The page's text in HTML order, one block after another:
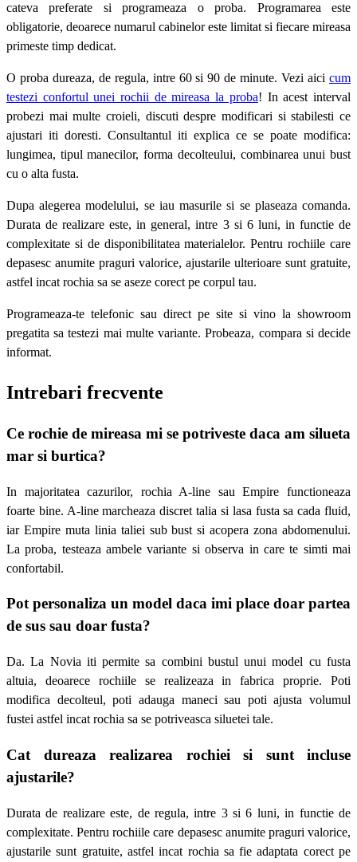
cateva preferate si programeaza o proba. Programarea este
obligatorie, deoarece numarul cabinelor este limitat si fiecare mireasa
primeste timp dedicat.
O proba dureaza, de regula, intre 60 si 90 de minute. Vezi aici cum
testezi confortul unei rochii de mireasa la proba! In acest interval
probezi mai multe croieli, discuti despre modificari si stabilesti ce
ajustari iti doresti. Consultantul iti explica ce se poate modifica:
lungimea, tipul manecilor, forma decolteului, combinarea unui bust
cu o alta fusta.
Dupa alegerea modelului, se iau masurile si se plaseaza comanda.
Durata de realizare este, in general, intre 3 si 6 luni, in functie de
complexitate si de disponibilitatea materialelor. Pentru rochiile care
depasesc anumite praguri valorice, ajustarile ulterioare sunt gratuite,
astfel incat rochia sa se aseze corect pe corpul tau.
Programeaza-te telefonic sau direct pe site si vino la showroom
pregatita sa testezi mai multe variante. Probeaza, compara si decide
informat.
Intrebari frecvente
Ce rochie de mireasa mi se potriveste daca am silueta
mar si burtica?
In majoritatea cazurilor, rochia A-line sau Empire functioneaza
foarte bine. A-line marcheaza discret talia si lasa fusta sa cada fluid,
iar Empire muta linia taliei sub bust si acopera zona abdomenului.
La proba, testeaza ambele variante si observa in care te simti mai
confortabil.
Pot personaliza un model daca imi place doar partea
de sus sau doar fusta?
Da. La Novia iti permite sa combini bustul unui model cu fusta
altuia, deoarece rochiile se realizeaza in fabrica proprie. Poti
modifica decolteul, poti adauga maneci sau poti ajusta volumul
fustei astfel incat rochia sa se potriveasca siluetei tale.
Cat dureaza realizarea rochiei si sunt incluse
ajustarile?
Durata de realizare este, de regula, intre 3 si 6 luni, in functie de
complexitate. Pentru rochiile care depasesc anumite praguri valorice,
ajustarile sunt gratuite, astfel incat rochia sa fie adaptata corect pe